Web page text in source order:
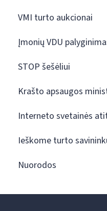
VMI turto aukcionai
Įmonių VDU
STOP šešėliui
Krašto apsaugos
Interneto svetainės
Ieškome turto
Nuorodos